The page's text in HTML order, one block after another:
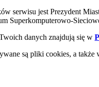
serwisu jest Prezydent
Superkomputerowo-
danych znajdują się w
są pliki cookies, a